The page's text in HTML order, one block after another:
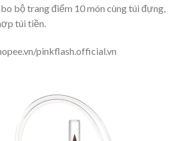
bộ trang điểm 10 món cùng túi đựng,
túi tiền.
pinkflash.official.vn